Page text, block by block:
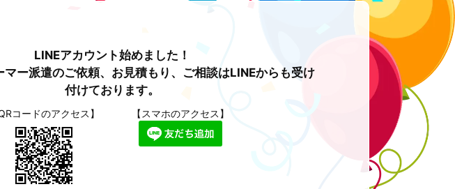
LINEアカウント始めました！
ー派遣のご依頼、お見積もり、ご相談はLINEからも受け
付けております。
QRコードのアクセス】 【スマホのアクセス】